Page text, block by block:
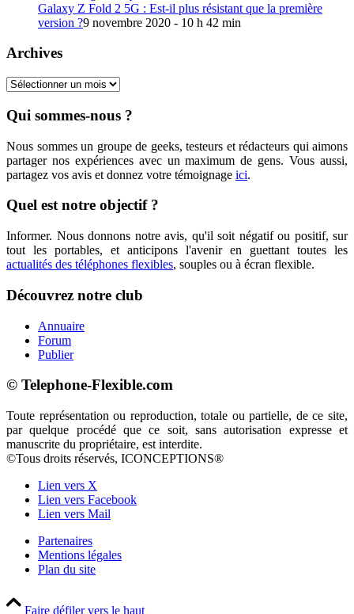
Galaxy Z Fold 2 5G : Est-il plus résistant que la première
version ?9 novembre 2020 - 10 h 42 min
Archives
Archives
Qui sommes-nous ?
Nous sommes un groupe de geeks, testeurs et rédacteurs qui aimons
partager nos expériences avec un maximum de gens. Vous aussi,
partagez vos avis et donnez votre témoignage ici.
Quel est notre objectif ?
Informer. Nous donnons notre avis, qu'il soit négatif ou positif, sur
tout les portables, et anticipons l'avenir en guettant toutes les
actualités des téléphones flexibles, souples ou à écran flexible.
Découvrez notre club
Annuaire
Forum
Publier
© Telephone-Flexible.com
Toute représentation ou reproduction, totale ou partielle, de ce site,
par quelque procédé que ce soit, sans autorisation expresse et
manuscrite du propriétaire, est interdite.
©Tous droits réservés, ICONCEPTIONS®
Lien vers X
Lien vers Facebook
Lien vers Mail
Partenaires
Mentions légales
Plan du site
Faire défiler vers le haut